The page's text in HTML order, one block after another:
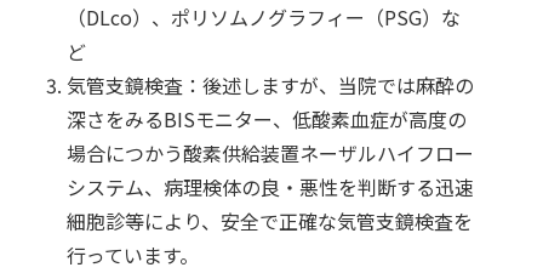
（DLco）、ポリソムノグラフィー（PSG）な
ど
気管支鏡検査：後述しますが、当院では麻酔の
深さをみるBISモニター、低酸素血症が高度の
場合につかう酸素供給装置ネーザルハイフロー
システム、病理検体の良・悪性を判断する迅速
細胞診等により、安全で正確な気管支鏡検査を
行っています。